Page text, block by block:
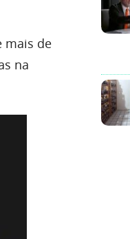
mais de
na